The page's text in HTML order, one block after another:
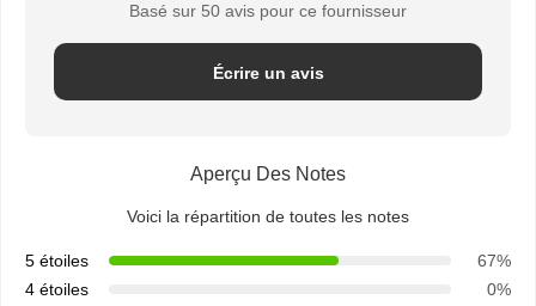
Basé sur 50 avis pour ce fournisseur
Écrire un avis
Aperçu Des Notes
Voici la répartition de toutes les notes
5 étoiles
67%
4 étoiles
0%